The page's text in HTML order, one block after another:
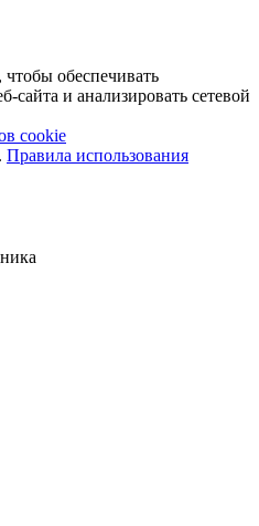
обеспечивать
сайта и анализировать сетевой
cookie
Правила использования